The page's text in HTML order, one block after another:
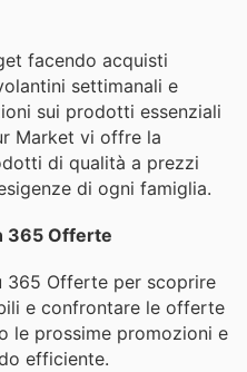
facendo acquisti
settimanali e
sui prodotti essenziali
Market vi offre la
di qualità a prezzi
di ogni famiglia.
365 Offerte
365 Offerte per scoprire
e confrontare le offerte
le prossime promozioni e
efficiente.